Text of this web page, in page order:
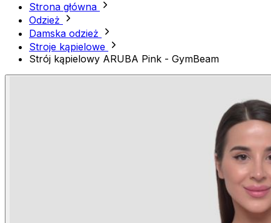
Strona główna
Odzież
Damska odzież
Stroje kąpielowe
Strój kąpielowy ARUBA Pink - GymBeam